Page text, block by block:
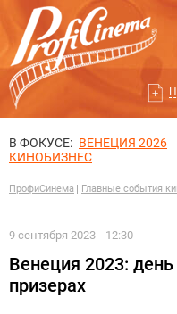
В ФОКУСЕ: ВЕНЕЦИЯ 2026
КИНОБИЗНЕС
ПрофиСинема Главные события
9 сентября 2023 12:30
Венеция 2023:
призерах